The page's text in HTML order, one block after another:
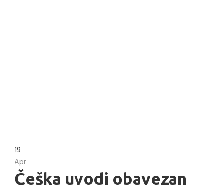
19
Apr
Češka uvodi obavezan